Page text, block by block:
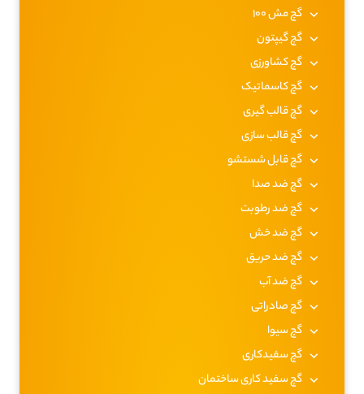
گچ مش 100
گچ گیپتون
گچ کشاورزی
گچ کاسماتیک
گچ قالب گیری
گچ قالب سازی
گچ قابل شستشو
گچ ضد صدا
گچ ضد رطوبت
گچ ضد خش
گچ ضد حریق
گچ ضد آب
گچ صادراتی
گچ سیوا
گچ سفیدکاری
گچ سفید کاری ساختمان